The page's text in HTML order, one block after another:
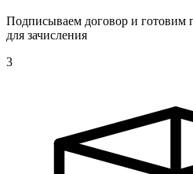
Подписываем договор и готовим
для зачисления
3